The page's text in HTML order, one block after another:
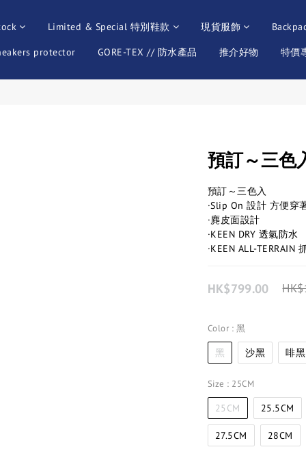
Limited & Special 特別鞋款 現貨服飾
protector GORE-TEX // 防水產品 推介好物 特價
預訂～三色
預訂～三色入
·Slip On 設計 方便穿
·麂皮面設計
·KEEN DRY 透氣防水
·KEEN ALL-TERRAIN
HK$799.00
Color : 黑
黑 沙黑 啡黑
Size : 25CM
25CM 25.5CM
27.5CM 28CM